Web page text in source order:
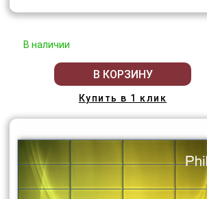
В наличии
В КОРЗИНУ
Купить в 1 клик